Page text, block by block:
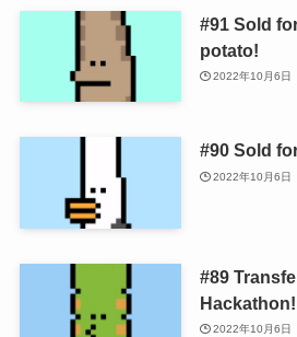
#91 Sold
potato!
2022年10月6日
#90 Sold
2022年10月6日
#89
Hackathon!
2022年10月6日